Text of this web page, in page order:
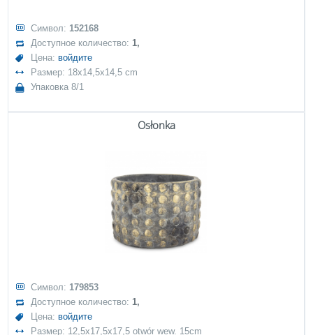
Символ: 152168
Доступное количество:1,
Цена: войдите
Размер: 18x14,5x14,5 cm
Упаковка 8/1
Osłonka
Символ: 179853
Доступное количество:1,
Цена: войдите
Размер: 12,5x17,5x17,5 otwór wew. 15cm